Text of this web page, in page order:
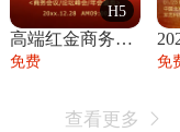
H5
高端红金商务会议年会年终盛典答谢邀请函
免费 免
查看更多 